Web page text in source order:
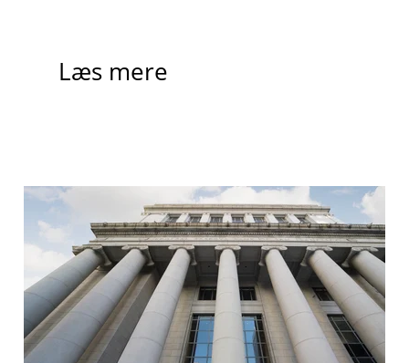
Læs mere